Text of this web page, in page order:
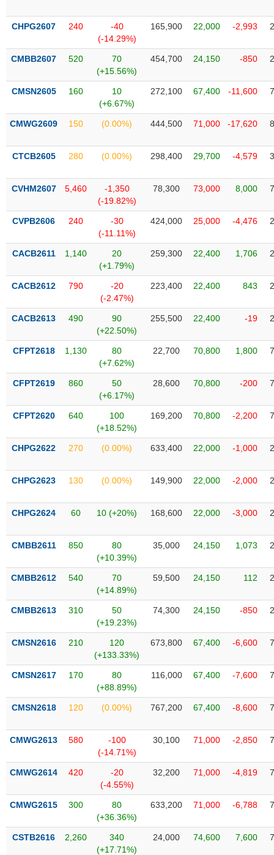
kỹ
Hồ
doanh
nghiệp
Tin
tức
kiện
liệu
Tâm
lý
trường
CHPG2607 240
-40
(-14.29%)
165,900 22,000 -2,993
CMBB2607 520
70
(+15.56%)
454,700 24,150 -850
CMSN2605 160
10
(+6.67%)
272,100 67,400 -11,600
CMWG2609 150 (0.00%) 444,500 71,000 -17,620
CTCB2605 280 (0.00%) 298,400 29,700 -4,579
CVHM2607 5,460
-1,350
(-19.82%)
78,300 73,000 8,000
CVPB2606 240
-30
(-11.11%)
424,000 25,000 -4,476
CACB2611 1,140
20
(+1.79%)
259,300 22,400 1,706
CACB2612 790
-20
(-2.47%)
223,400 22,400 843
CACB2613 490
90
(+22.50%)
255,500 22,400 -19
CFPT2618 1,130
80
(+7.62%)
22,700 70,800 1,800
CFPT2619 860
50
(+6.17%)
28,600 70,800 -200
CFPT2620 640
100
(+18.52%)
169,200 70,800 -2,200
CHPG2622 270 (0.00%) 633,400 22,000 -1,000
CHPG2623 130 (0.00%) 149,900 22,000 -2,000
CHPG2624 60 10 (+20%) 168,600 22,000 -3,000
CMBB2611 850
80
(+10.39%)
35,000 24,150 1,073
CMBB2612 540
70
(+14.89%)
59,500 24,150 112
CMBB2613 310
50
(+19.23%)
74,300 24,150 -850
CMSN2616 210
120
(+133.33%)
673,800 67,400 -6,600
CMSN2617 170
80
(+88.89%)
116,000 67,400 -7,600
CMSN2618 120 (0.00%) 767,200 67,400 -8,600
CMWG2613 580
-100
(-14.71%)
30,100 71,000 -2,850
CMWG2614 420
-20
(-4.55%)
32,200 71,000 -4,819
CMWG2615 300
80
(+36.36%)
633,200 71,000 -6,788
CSTB2616 2,260
340
(+17.71%)
24,000 74,600 7,600
SECTOR
NĂNG
NGUYÊN
LIỆU
CÔNG
TIÊU
KHÔNG
YẾU
TIÊU
DÙNG
YẾU
CHĂM
SÓC
KHỎE
TÀI
CÔNG
THÔNG
VỤ
TRUYỀN